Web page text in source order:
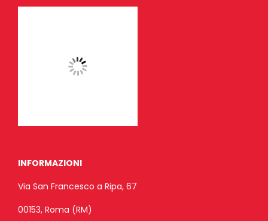
INFORMAZIONI
Via San Francesco a Ripa, 67
00153, Roma (RM)